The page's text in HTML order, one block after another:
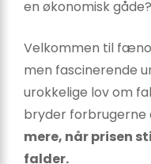
en økonomisk gåde?
Velkommen til
men fascinerende
urokkelige lov om
bryder forbrugerne
mere, når prisen
falder.